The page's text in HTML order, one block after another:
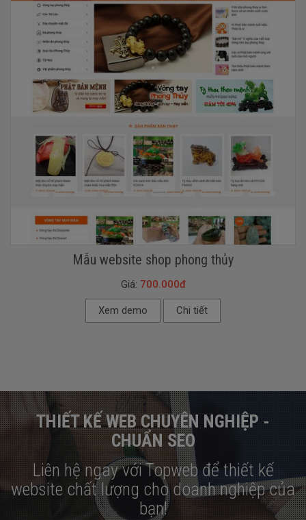
Mẫu website shop phong thủy
Giá: 700.000đ
Xem demo Chi tiết
THIẾT KẾ WEB CHUYÊN NGHIỆP -
CHUẨN SEO
Liên hệ ngay với Topweb để thiết kế
website chất lượng cho doanh nghiệp của
bạn!